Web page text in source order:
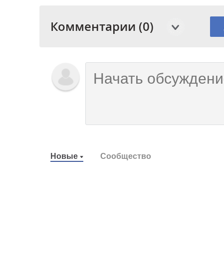
Комментарии (0)
Новые Сообщество